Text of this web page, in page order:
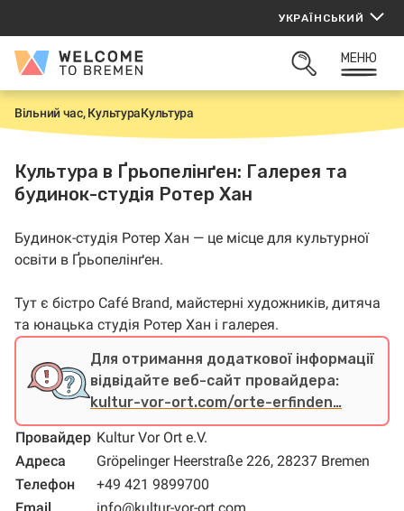
вмісту
УКРАЇНСЬКИЙ
Welcome
Bremen
ВІДКРИТИ
МЕНЮ
H
o
e
Вільний час, КультураКультура
Культура в Ґрьопелінґен: Галерея та
будинок-студія Ротер Хан
Будинок-студія Ротер Хан — це місце для культурної
освіти в Ґрьопелінґен.
Тут є бістро Café Brand, майстерні художників, дитяча
та юнацька студія Ротер Хан і галерея.
Для отримання додаткової інформації
відвідайте веб-сайт провайдера:
kultur-vor-ort.com/orte-erfinden…
Провайдер Kultur Vor Ort e.V.
Адреса
Gröpelinger Heerstraße 226, 28237 Bremen
Телефон
+49 421 9899700